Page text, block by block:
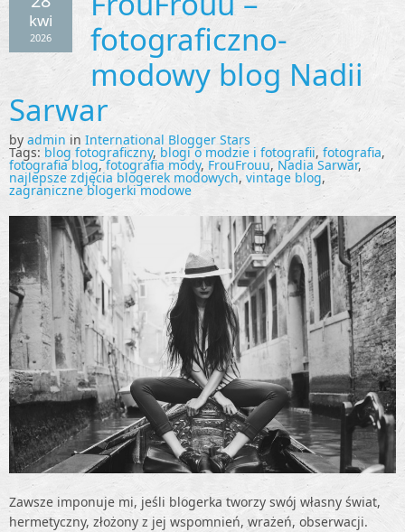
kwi
2026
fotograficzno-
modowy blog Nadii
Sarwar
by admin in International Blogger Stars
Tags: blog fotograficzny, blogi o modzie i fotografii, fotografia,
fotografia blog,fotografia mody, FrouFrouu, Nadia Sarwar,
najlepsze zdjęcia blogerek modowych, vintage blog,
zagraniczne blogerki modowe
Zawsze imponuje mi, jeśli blogerka tworzy swój własny świat,
hermetyczny, złożony z jej wspomnień, wrażeń, obserwacji.